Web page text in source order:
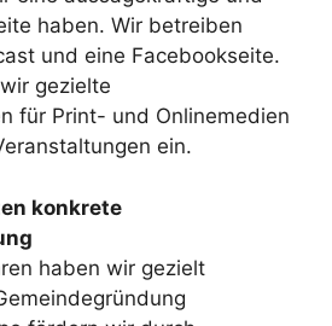
haben. Wir betreiben
und eine Facebookseite.
gezielte
für Print- und Onlinemedien
ein.
konkrete
haben wir gezielt